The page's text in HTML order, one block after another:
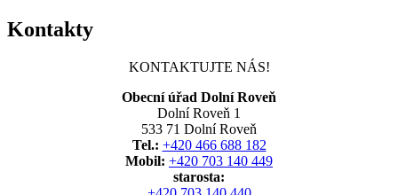
Kontakty
KONTAKTUJTE NÁS!
Obecní úřad Dolní Roveň
Dolní Roveň 1
533 71 Dolní Roveň
Tel.: +420 466 688 182
Mobil: +420 703 140 449
starosta: